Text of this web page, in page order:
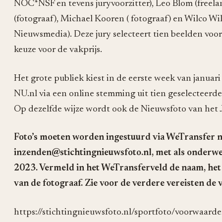
NOC*NSF en tevens juryvoorzitter), Leo Blom
(fotograaf), Michael Kooren ( fotograaf) en Wilco
Nieuwsmedia). Deze jury selecteert tien beelden
keuze voor de vakprijs.
Het grote publiek kiest in de eerste week van
NU.nl via een online stemming uit tien
Op dezelfde wijze wordt ook de Nieuwsfoto van het
Foto’s moeten worden ingestuurd via WeTransfer
inzenden@stichtingnieuwsfoto.nl, met als
2023. Vermeld in het WeTransferveld de naam,
van de fotograaf. Zie voor de verdere vereisten de
https://stichtingnieuwsfoto.nl/sportfoto/